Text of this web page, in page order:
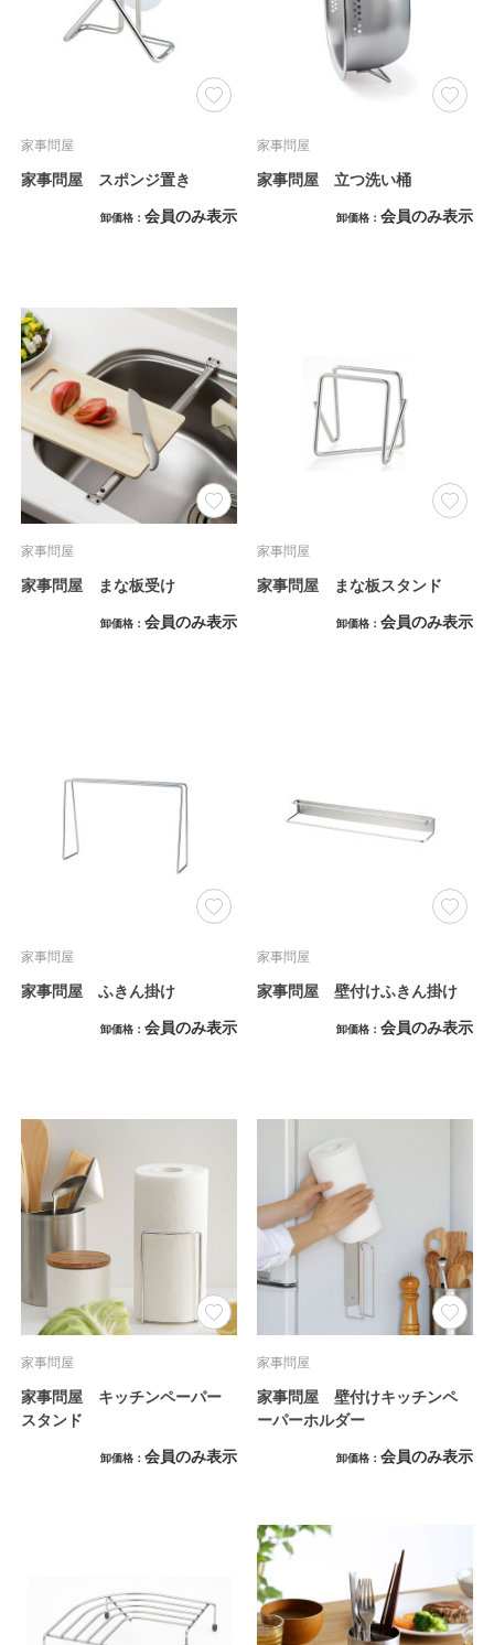
家事問屋
家事問屋 スポンジ置き
卸価格 会員のみ表示
家事問屋
家事問屋 立つ洗い桶
卸価格 会員のみ表示
家事問屋
家事問屋 まな板受け
卸価格 会員のみ表示
家事問屋
家事問屋 まな板スタンド
卸価格 会員のみ表示
家事問屋
家事問屋 ふきん掛け
卸価格 会員のみ表示
家事問屋
家事問屋 壁付けふきん掛け
卸価格 会員のみ表示
家事問屋
家事問屋 キッチンペーパー
スタンド
卸価格 会員のみ表示
家事問屋
家事問屋 壁付けキッチンペ
ーパーホルダー
卸価格 会員のみ表示